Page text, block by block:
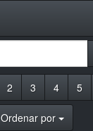
2 3 4 5
Ordenar por